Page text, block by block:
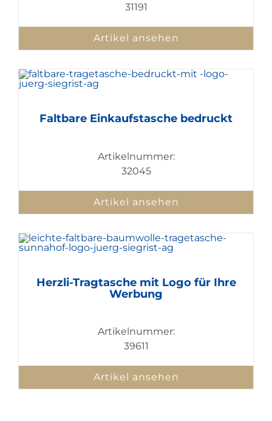
31191
Artikel ansehen
Faltbare Einkaufstasche bedruckt
Artikelnummer:
32045
Artikel ansehen
Herzli-Tragtasche mit Logo für Ihre
Werbung
Artikelnummer:
39611
Artikel ansehen